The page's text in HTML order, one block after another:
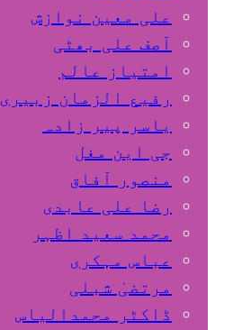
علی معین نوازش
آصف علی بھٹی
امتیاز عالم
رفیع الزمان زبیری
یاسر پیر زادہ
جی این مغل
منصور آفاق
رضا علی عابدی
محمد سعید اظہر
عباس مہکری
مرتضیٰ شبلی
ڈاکٹر محمدالیاس